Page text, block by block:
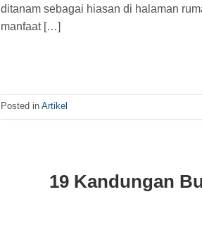
ditanam sebagai hiasan di halaman
manfaat […]
Posted in Artikel
19 Kandungan